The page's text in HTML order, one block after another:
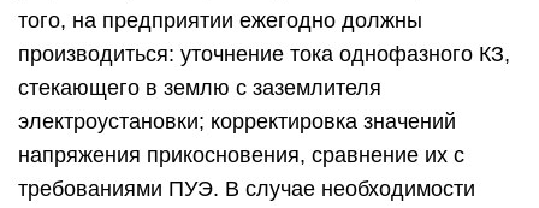
того, на предприятии ежегодно должны
производиться: уточнение тока однофазного КЗ,
стекающего в землю с заземлителя
электроустановки; корректировка значений
напряжения прикосновения, сравнение их с
требованиями ПУЭ. В случае необходимости